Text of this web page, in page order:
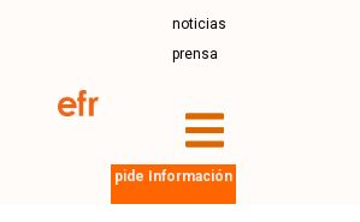
noticias
prensa
pide Información